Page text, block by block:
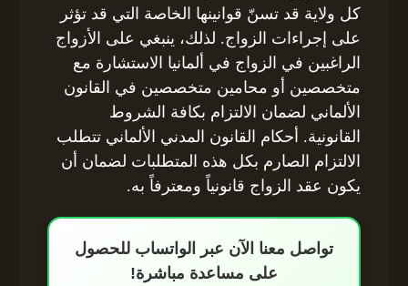
كل ولاية قد تسنّ قوانينها الخاصة التي قد تؤثر
على إجراءات الزواج. لذلك، ينبغي على الأزواج
الراغبين في الزواج في ألمانيا الاستشارة مع
متخصصين أو محامين متخصصين في القانون
الألماني لضمان الالتزام بكافة الشروط
القانونية. أحكام القانون المدني الألماني تتطلب
الالتزام الصارم بكل هذه المتطلبات لضمان أن
يكون عقد الزواج قانونياً ومعترفاً به.
تواصل معنا الآن عبر الواتساب للحصول
على مساعدة مباشرة!